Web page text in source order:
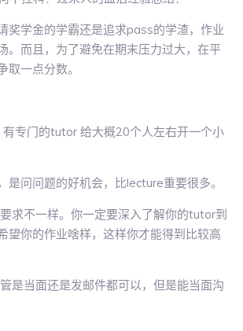
奖学金的学霸还是追求pass的学渣，作业
。而且，为了避免在期末压力过大，在平
取一点分数。
专门的tutor 给大概20个人左右开一个小
是问问题的好机会，比lecture重要很多。
求不一样。你一定要深入了解你的tutor到
望你的作业啥样，这样你才能得到比较高
是当面还是发邮件都可以，但是能当面沟